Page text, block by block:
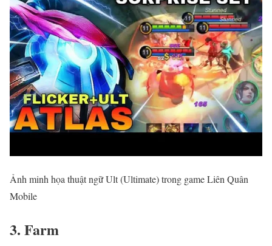
Ảnh minh họa thuật ngữ Ult (Ultimate) trong game Liên Quân
Mobile
3. Farm